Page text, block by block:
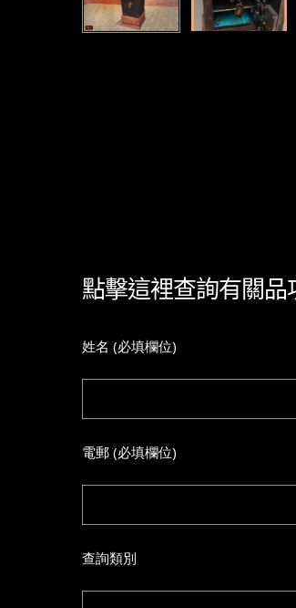
點擊這裡查詢有關品
姓名 (必填欄位)
電郵 (必填欄位)
查詢類別